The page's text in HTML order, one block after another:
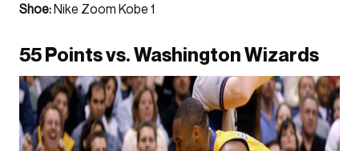
Shoe:Nike Zoom Kobe 1
55 Points vs. Washington Wizards